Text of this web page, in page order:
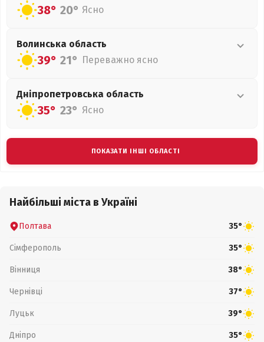
38° 20° Ясно
Волинська область
39° 21° Переважно ясно
Дніпропетровська область
35° 23° Ясно
ПОКАЗАТИ ІНШІ ОБЛАСТІ
Найбільші міста в Україні
Полтава 35°
Сімферополь 35°
Вінниця 38°
Чернівці 37°
Луцьк 39°
Дніпро 35°